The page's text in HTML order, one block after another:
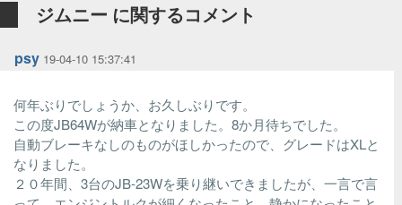
ジムニー に関するコメント
psy 19-04-10 15:37:41
何年ぶりでしょうか、お久しぶりです。
この度JB64Wが納車となりました。8か月待ちでした。
自動ブレーキなしのものがほしかったので、グレードはXLと
なりました。
２０年間、3台のJB-23Wを乗り継いできましたが、一言で言